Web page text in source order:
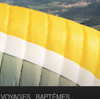
VOYAGES BAPTÊMES